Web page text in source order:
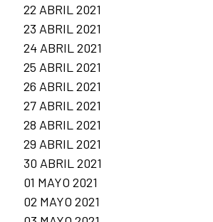
22 ABRIL 2021
23 ABRIL 2021
24 ABRIL 2021
25 ABRIL 2021
26 ABRIL 2021
27 ABRIL 2021
28 ABRIL 2021
29 ABRIL 2021
30 ABRIL 2021
01 MAYO 2021
02 MAYO 2021